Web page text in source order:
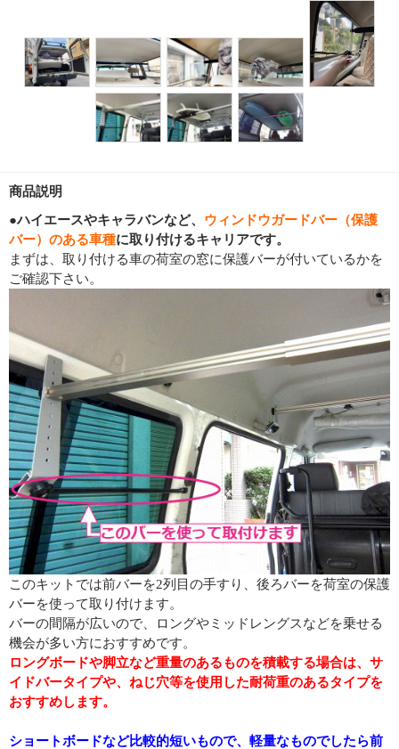
商品説明
●ハイエースやキャラバンなど、 ウィンドウガードバー（保護
バー）のある車種に取り付けるキャリアです。
まずは、取り付ける車の荷室の窓に保護バーが付いているかを
ご確認下さい。
このキットでは前バーを2列目の手すり、後ろバーを荷室の保護
バーを使って取り付けます。
バーの間隔が広いので、ロングやミッドレングスなどを乗せる
機会が多い方におすすめです。
ロングボードや脚立など重量のあるものを積載する場合は、サ
イドバータイプや、ねじ穴等を使用した耐荷重のあるタイプを
おすすめします。
ショートボードなど比較的短いもので、軽量なものでしたら前